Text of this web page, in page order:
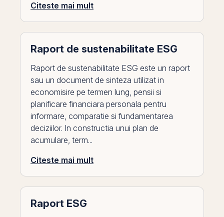
Citeste mai mult
Raport de sustenabilitate ESG
Raport de sustenabilitate ESG este un raport
sau un document de sinteza utilizat in
economisire pe termen lung, pensii si
planificare financiara personala pentru
informare, comparatie si fundamentarea
deciziilor. In constructia unui plan de
acumulare, term...
Citeste mai mult
Raport ESG